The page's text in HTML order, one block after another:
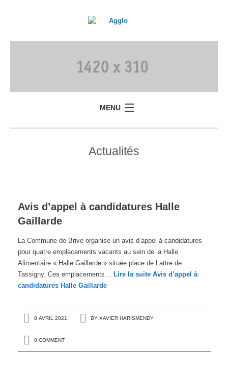
MENU
Actualités
Avis d’appel à candidatures Halle
Gaillarde
La Commune de Brive organise un avis d’appel à candidatures
pour quatre emplacements vacants au sein de la Halle
Alimentaire « Halle Gaillarde » située place de Lattre de
Tassigny. Ces emplacements… Lire la suiteAvis d’appel à
candidatures Halle Gaillarde
8 AVRIL 2021 BY XAVIER HARISMENDY
0 COMMENT